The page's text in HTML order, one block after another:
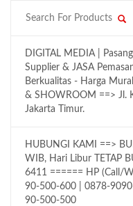
DIGITAL MEDIA |
Supplier & JASA
Berkualitas - Harga
& SHOWROOM ==> Jl.
Jakarta Timur.
HUBUNGI KAMI ==>
WIB, Hari Libur TETAP
6411 ====== HP (Call/
90-500-600 | 0878-
90-500-500